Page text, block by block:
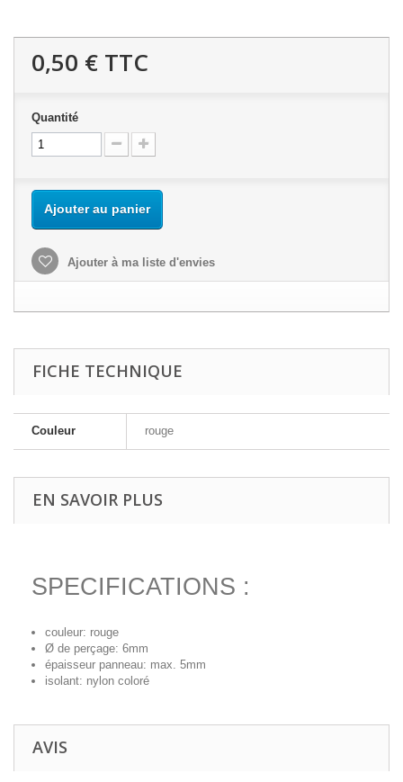
0,50 € TTC
Quantité
Ajouter au panier
Ajouter à ma liste d'envies
FICHE TECHNIQUE
Couleur rouge
EN SAVOIR PLUS
SPECIFICATIONS :
couleur: rouge
Ø de perçage: 6mm
épaisseur panneau: max. 5mm
isolant: nylon coloré
AVIS